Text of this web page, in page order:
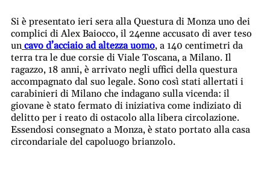
Si è presentato ieri sera alla Questura di Monza uno dei
complici di Alex Baiocco, il 24enne accusato di aver teso
uncavo d’acciaio ad altezza uomo, a 140 centimetri da
terra tra le due corsie di Viale Toscana, a Milano. Il
ragazzo, 18 anni, è arrivato negli uffici della questura
accompagnato dal suo legale. Sono così stati allertati i
carabinieri di Milano che indagano sulla vicenda: il
giovane è stato fermato di iniziativa come indiziato di
delitto per i reato di ostacolo alla libera circolazione.
Essendosi consegnato a Monza, è stato portato alla casa
circondariale del capoluogo brianzolo.